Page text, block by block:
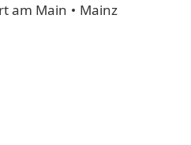
am Main Mainz